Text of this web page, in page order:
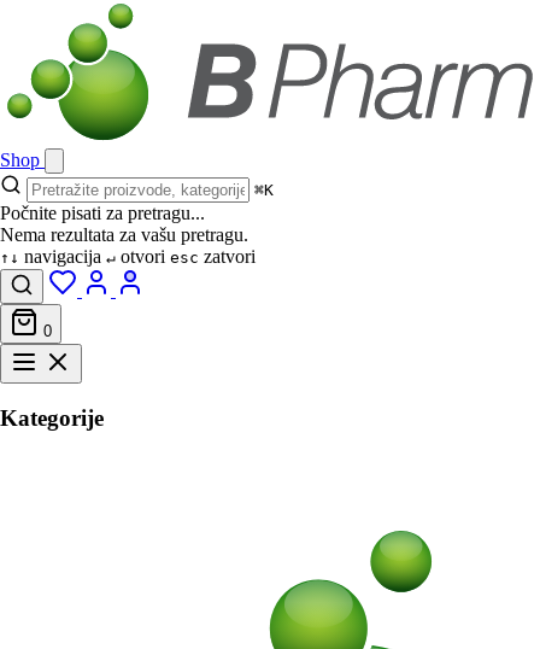
Shop
⌘K
Počnite pisati za pretragu...
Nema rezultata za vašu pretragu.
↑↓ navigacija ↵ otvori esc zatvori
0
Kategorije